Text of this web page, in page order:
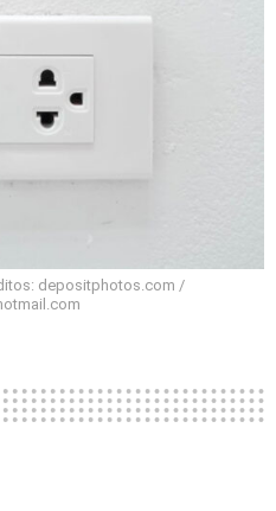
depositphotos.com /